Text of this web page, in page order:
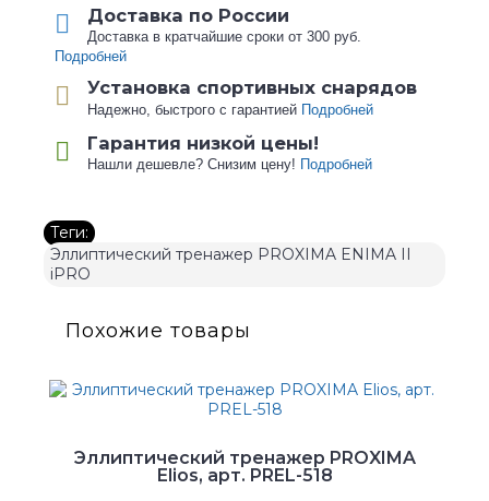
Доставка по России
Доставка в кратчайшие сроки от 300 руб.
Подробней
Установка спортивных снарядов
Надежно, быстрого с гарантией Подробней
Гарантия низкой цены!
Нашли дешевле? Снизим цену! Подробней
Теги:
Эллиптический тренажер PROXIMA ENIMA II
iPRO
Похожие товары
Эллиптический тренажер PROXIMA
Elios, арт. PREL-518